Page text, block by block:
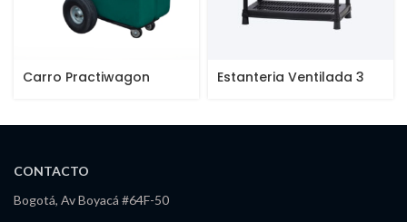
Carro Practiwagon
Estanteria Ventilada 3
CONTACTO
Bogotá, Av Boyacá #64F-50